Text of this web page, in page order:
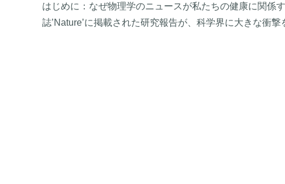
はじめに：なぜ物理学のニュースが私たちの健康に関係
誌’Nature’に掲載された研究報告が、科学界に大きな衝撃